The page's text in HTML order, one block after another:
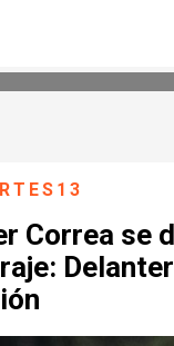
Correa se